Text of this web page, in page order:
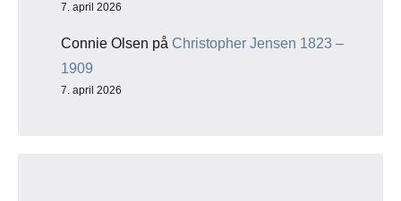
7. april 2026
Connie Olsen på Christopher Jensen 1823 –
1909
7. april 2026